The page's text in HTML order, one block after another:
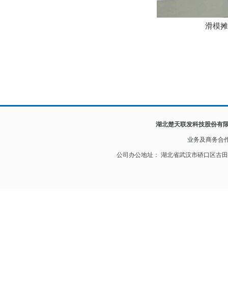
滑模
湖北楚天联发科技股份有
业务及商务合
公司办公地址： 湖北省武汉市硚口区古